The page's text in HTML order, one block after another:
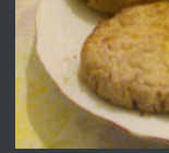
ПРЕДЛАГА